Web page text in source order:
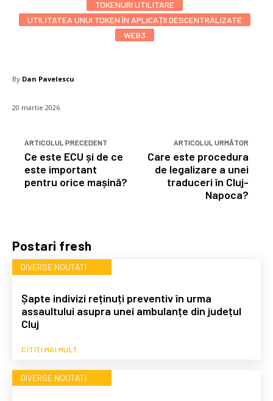
Postari fresh
DIVERSE NOUTATI
Șapte indivizi reținuți preventiv în urma
assaultului asupra unei ambulanțe din județul
Cluj
CITIȚI MAI MULT
DIVERSE NOUTATI
TOKENURI UTILITARE
UTILITATEA UNUI TOKEN ÎN APLICAȚII DESCENTRALIZATE
WEB3
By Dan Pavelescu
20 martie 2026
ARTICOLUL PRECEDENT
Ce este ECU și de ce
este important
pentru orice mașină?
ARTICOLUL URMĂTOR
Care este procedura
de legalizare a unei
traduceri în Cluj-
Napoca?